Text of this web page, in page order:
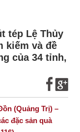
tép Lệ Thủy
kiếm và đề
của 34 tỉnh,
(Quảng Trị) –
đặc sản quà